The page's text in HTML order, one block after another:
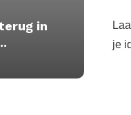
in
je